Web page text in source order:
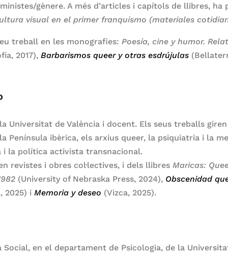
gènere. A més d’articles i capítols de llibres, ha
visual en el primer franquismo (materiales
treball en les monografies: Poesía, cine y humor.
2017), Barbarismos queer y otras esdrújulas
Universitat de València i docent. Els seus treballs
Península ibèrica, els arxius queer, la psiquiatria i la
i la política activista transnacional.
revistes i obres col·lectives, i dels llibresMaricas:
(University of Nebraska Press, 2024), Obscenidad
2025) iMemoria y deseo (Vizca, 2025).
en el departament de Psicologia, de la